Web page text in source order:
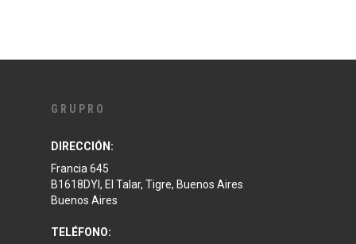
GRUPRO
DIRECCIÓN:
Francia 645
B1618DYI, El Talar, Tigre, Buenos Aires
Buenos Aires
TELÉFONO: